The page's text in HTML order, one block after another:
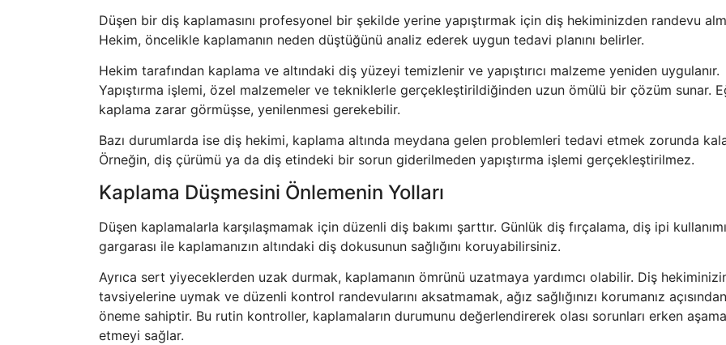
Düşen bir diş kaplamasını profesyonel bir şekilde yerine yapıştırmak için diş hekiminizden randevu
Hekim, öncelikle kaplamanın neden düştüğünü analiz ederek uygun tedavi planını belirler.
Hekim tarafından kaplama ve altındaki diş yüzeyi temizlenir ve yapıştırıcı malzeme yeniden uygulanır.
Yapıştırma işlemi, özel malzemeler ve tekniklerle gerçekleştirildiğinden uzun ömülü bir çözüm sunar.
kaplama zarar görmüşse, yenilenmesi gerekebilir.
Bazı durumlarda ise diş hekimi, kaplama altında meydana gelen problemleri tedavi etmek zorunda
Örneğin, diş çürümü ya da diş etindeki bir sorun giderilmeden yapıştırma işlemi gerçekleştirilmez.
Kaplama Düşmesini Önlemenin Yolları
Düşen kaplamalarla karşılaşmamak için düzenli diş bakımı şarttır. Günlük diş fırçalama, diş ipi
gargarası ile kaplamanızın altındaki diş dokusunun sağlığını koruyabilirsiniz.
Ayrıca sert yiyeceklerden uzak durmak, kaplamanın ömrünü uzatmaya yardımcı olabilir. Diş
tavsiyelerine uymak ve düzenli kontrol randevularını aksatmamak, ağız sağlığınızı korumanız
öneme sahiptir. Bu rutin kontroller, kaplamaların durumunu değerlendirerek olası sorunları erken
etmeyi sağlar.